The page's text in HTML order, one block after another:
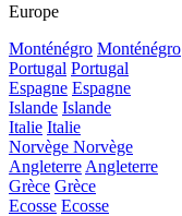
Europe
Monténégro Monténégro
Portugal Portugal
Espagne Espagne
Islande Islande
Italie Italie
Norvège Norvège
Angleterre Angleterre
Grèce Grèce
Ecosse Ecosse